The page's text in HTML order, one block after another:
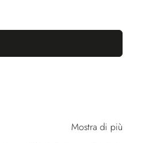
Mostra di più